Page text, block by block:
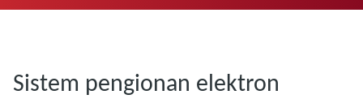
Sistem pengionan elektron